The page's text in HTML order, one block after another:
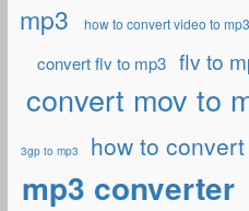
mp3
how to convert video to mp3
convert flv to mp3 flv to
convert mov to
3gp to mp3 how to
mp3 converter